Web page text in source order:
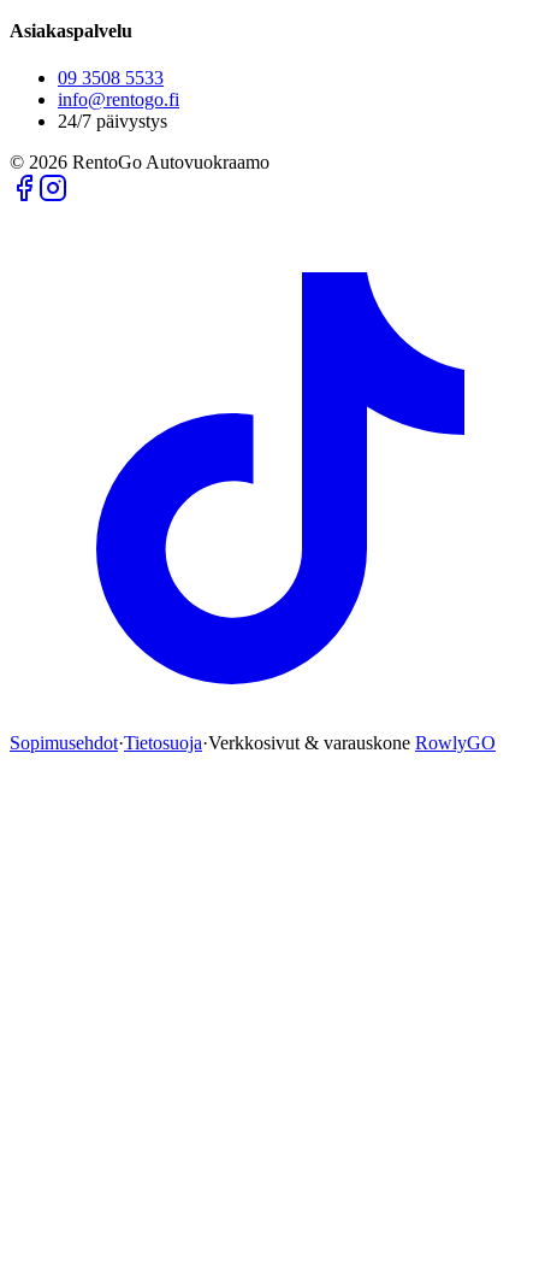
Asiakaspalvelu
09 3508 5533
info@rentogo.fi
24/7 päivystys
© 2026 RentoGo Autovuokraamo
Sopimusehdot·Tietosuoja·Verkkosivut & varauskone RowlyGO